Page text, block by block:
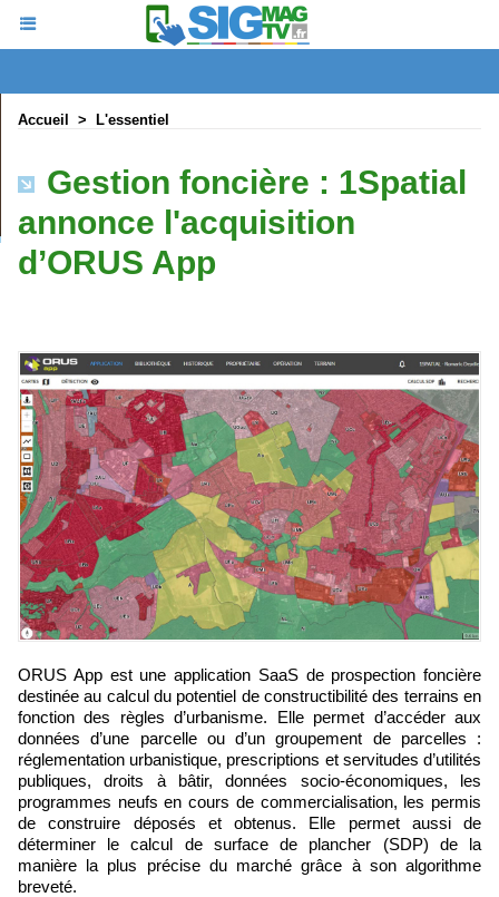
Accueil > L'essentiel
Gestion foncière : 1Spatial
annonce l'acquisition
d’ORUS App
ORUS App est une application SaaS de prospection foncière
destinée au calcul du potentiel de constructibilité des terrains en
fonction des règles d’urbanisme. Elle permet d’accéder aux
données d’une parcelle ou d’un groupement de parcelles :
réglementation urbanistique, prescriptions et servitudes d’utilités
publiques, droits à bâtir, données socio-économiques, les
programmes neufs en cours de commercialisation, les permis
de construire déposés et obtenus. Elle permet aussi de
déterminer le calcul de surface de plancher (SDP) de la
manière la plus précise du marché grâce à son algorithme
breveté.